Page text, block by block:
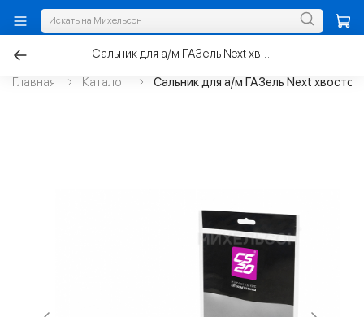
Главная Каталог Сальник для а/м ГАЗель Next